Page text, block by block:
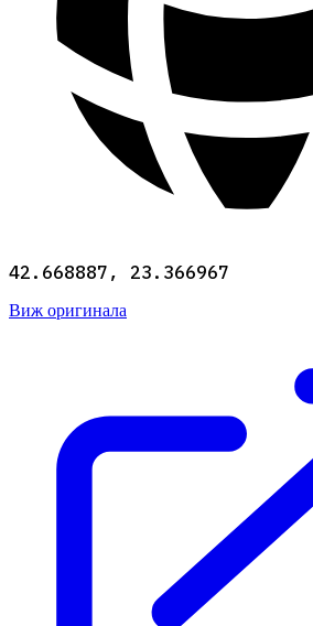
42.668887, 23.366967
Виж оригинала